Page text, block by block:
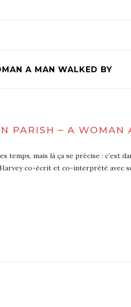
A MAN WALKED BY
PARISH – A WOMAN
temps, mais là ça se précise : c’est
co-écrit et co-interprété avec